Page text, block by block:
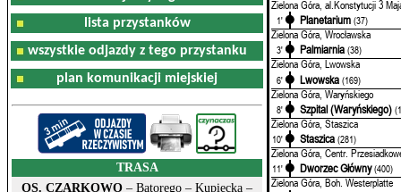
lista przystanków
wszystkie odjazdy z tego przystanku
plan komunikacji miejskiej
TRASA
OS. CZARKOWO – Batorego – Kupiecka –
Zielona Góra, al.Konstytucji 3
1' Planetarium (37)
Zielona Góra, Wrocławska
3' Palmiarnia (38)
Zielona Góra, Lwowska
6' Lwowska (169)
Zielona Góra, Waryńskiego
8' Szpital (Waryńskiego)
Zielona Góra, Staszica
10' Staszica (281)
Zielona Góra, Centr.
11' Dworzec Główny (400)
Zielona Góra, Boh. Westerplatte